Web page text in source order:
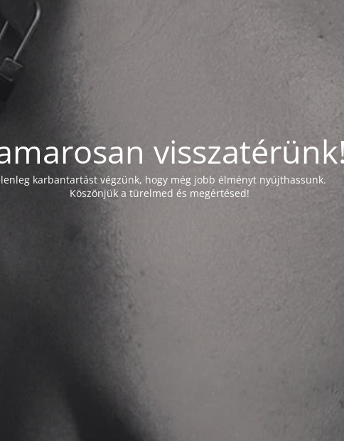
karbantartást végzünk, hogy még jobb élményt nyújthassunk.
Köszönjük a türelmed és megértésed!